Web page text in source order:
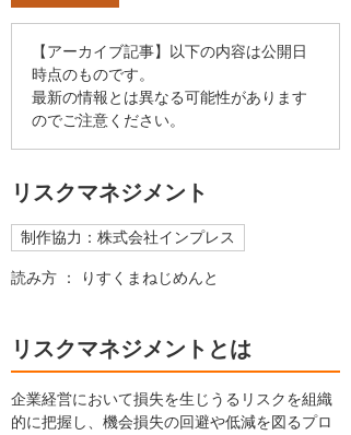
【アーカイブ記事】以下の内容は公開日
時点のものです。
最新の情報とは異なる可能性があります
のでご注意ください。
リスクマネジメント
制作協力：株式会社インプレス
読み方 ： りすくまねじめんと
リスクマネジメントとは
企業経営において損失を生じうるリスクを組織
的に把握し、機会損失の回避や低減を図るプロ